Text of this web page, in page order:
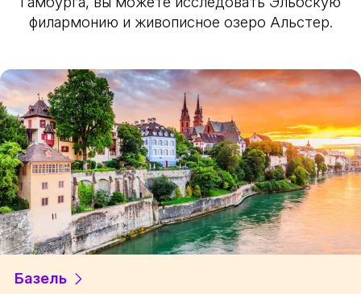
филармонию и живописное озеро Альстер.
Базель